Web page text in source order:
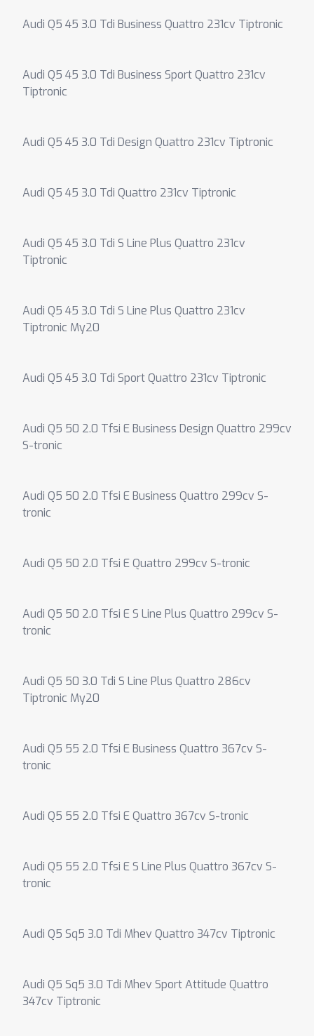
Audi Q5 45 3.0 Tdi Business Quattro 231cv Tiptronic
Audi Q5 45 3.0 Tdi Business Sport Quattro 231cv
Tiptronic
Audi Q5 45 3.0 Tdi Design Quattro 231cv Tiptronic
Audi Q5 45 3.0 Tdi Quattro 231cv Tiptronic
Audi Q5 45 3.0 Tdi S Line Plus Quattro 231cv
Tiptronic
Audi Q5 45 3.0 Tdi S Line Plus Quattro 231cv
Tiptronic My20
Audi Q5 45 3.0 Tdi Sport Quattro 231cv Tiptronic
Audi Q5 50 2.0 Tfsi E Business Design Quattro 299cv
S-tronic
Audi Q5 50 2.0 Tfsi E Business Quattro 299cv S-
tronic
Audi Q5 50 2.0 Tfsi E Quattro 299cv S-tronic
Audi Q5 50 2.0 Tfsi E S Line Plus Quattro 299cv S-
tronic
Audi Q5 50 3.0 Tdi S Line Plus Quattro 286cv
Tiptronic My20
Audi Q5 55 2.0 Tfsi E Business Quattro 367cv S-
tronic
Audi Q5 55 2.0 Tfsi E Quattro 367cv S-tronic
Audi Q5 55 2.0 Tfsi E S Line Plus Quattro 367cv S-
tronic
Audi Q5 Sq5 3.0 Tdi Mhev Quattro 347cv Tiptronic
Audi Q5 Sq5 3.0 Tdi Mhev Sport Attitude Quattro
347cv Tiptronic